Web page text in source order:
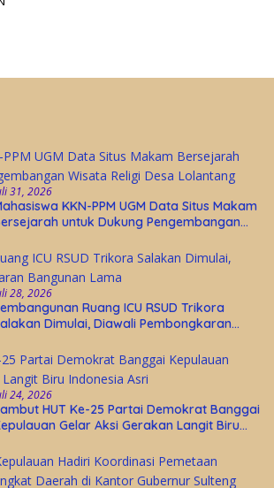
31, 2026
KKN-PPM UGM Data Situs Makam
untuk Dukung Pengembangan
28, 2026
Ruang ICU RSUD Trikora
Dimulai, Diawali Pembongkaran
24, 2026
HUT Ke-25 Partai Demokrat Banggai
Gelar Aksi Gerakan Langit Biru